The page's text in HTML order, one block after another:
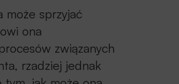
sprzyjać
ona
związanych
rzadziej jednak